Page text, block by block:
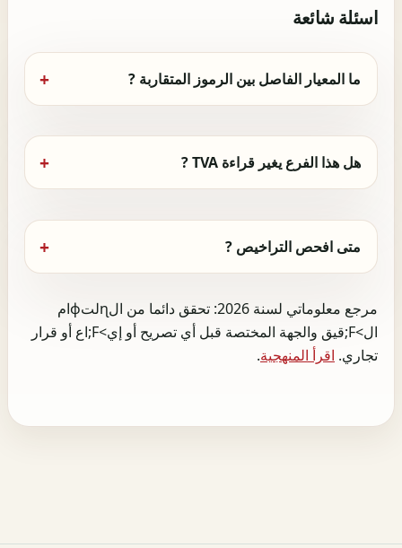
اسئلة شائعة
ما المعيار الفاصل بين الرموز المتقاربة ?
هل هذا الفرع يغير قراءة TVA ?
متى افحص التراخيص ?
مرجع معلوماتي لسنة 2026: تحقق دائما من الɳلتɸام
ال>F;قيق والجهة المختصة قبل أي تصريح أو إي>F;اع أو قرار
تجاري. اقرأ المنهجية.